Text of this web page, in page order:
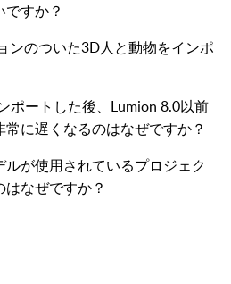
すか？
ンのついた3D人と動物をインポ
ポートした後、Lumion 8.0以前
に遅くなるのはなぜですか？
が使用されているプロジェク
はなぜですか？